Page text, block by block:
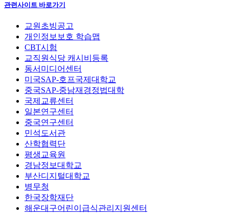
관련사이트 바로가기
교원초빙공고
개인정보보호 학습맵
CBT시험
교직원식당 캐시비등록
동서미디어센터
미국SAP-호프국제대학교
중국SAP-중남재경정법대학
국제교류센터
일본연구센터
중국연구센터
민석도서관
산학협력단
평생교육원
경남정보대학교
부산디지털대학교
병무청
한국장학재단
해운대구어린이급식관리지원센터